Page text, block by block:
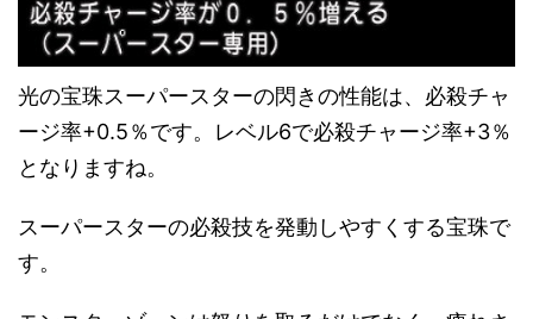
光の宝珠スーパースターの閃きの性能は、必殺チャ
ージ率+0.5％です。レベル6で必殺チャージ率+3％
となりますね。
スーパースターの必殺技を発動しやすくする宝珠で
す。